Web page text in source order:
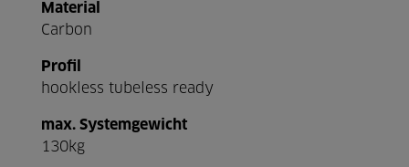
Material
Carbon
Profil
hookless tubeless ready
max. Systemgewicht
130kg